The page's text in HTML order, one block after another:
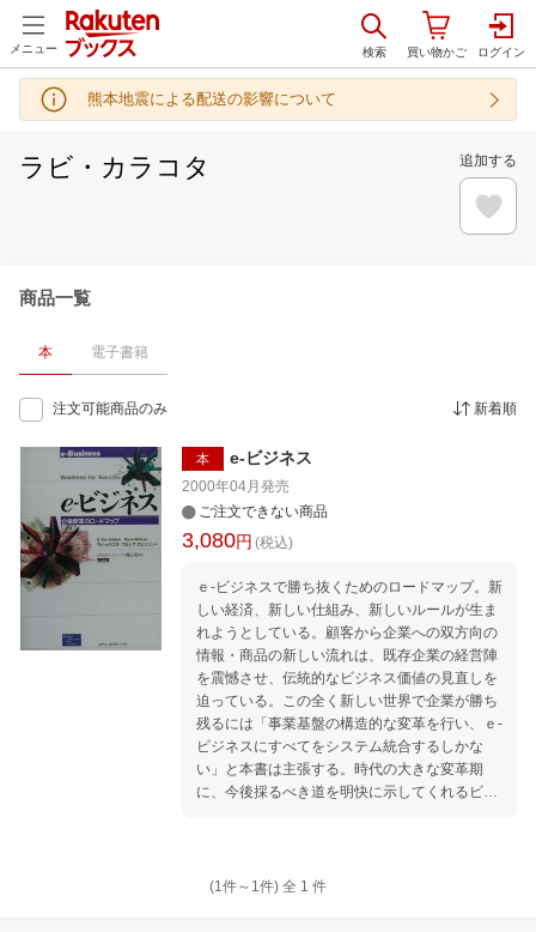
メニュー
熊本地震による配送の影響について
ラビ・カラコタ 追加する
商品一覧
本 電子書籍
注文可能商品のみ 新着順
本 e-ビジネス
2000年04月 発売
ご注文できない商品
3,080円 (税込)
ｅ-ビジネスで勝ち抜くためのロードマップ。新
しい経済、新しい仕組み、新しいルールが生ま
れようとしている。顧客から企業への双方向の
情報・商品の新しい流れは、既存企業の経営陣
を震憾させ、伝統的なビジネス価値の見直しを
迫っている。この全く新しい世界で企業が勝ち
残るには「事業基盤の構造的な変革を行い、ｅ-
ビジネスにすべてをシステム統合するしかな
い」と本書は主張する。時代の大きな変革期
に、今後採るべき道を明快に示してくれるビジ
(1件～ 1件) 全 1 件